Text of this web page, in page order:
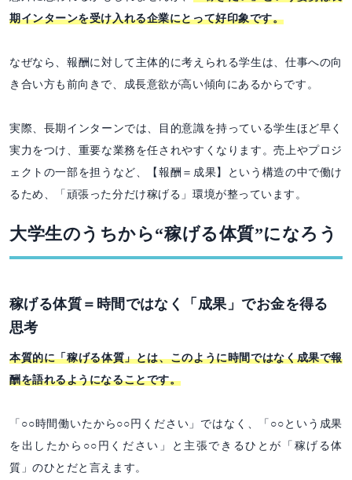
期インターンを受け入れる企業にとって好印象です。
なぜなら、報酬に対して主体的に考えられる学生は、仕事への向
き合い方も前向きで、成長意欲が高い傾向にあるからです。
実際、長期インターンでは、目的意識を持っている学生ほど早く
実力をつけ、重要な業務を任されやすくなります。売上やプロジ
ェクトの一部を担うなど、【報酬＝成果】という構造の中で働け
るため、「頑張った分だけ稼げる」環境が整っています。
大学生のうちから“稼げる体質”になろう
稼げる体質＝時間ではなく「成果」でお金を得る
思考
本質的に「稼げる体質」とは、このように時間ではなく成果で報
酬を語れるようになることです。
「○○時間働いたから○○円ください」ではなく、「○○という成果
を出したから○○円ください」と主張できるひとが「稼げる体
質」のひとだと言えます。